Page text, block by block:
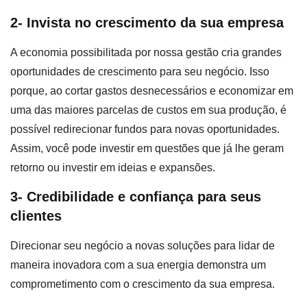
2- Invista no crescimento da sua empresa
A economia possibilitada por nossa gestão cria grandes
oportunidades de crescimento para seu negócio. Isso
porque, ao cortar gastos desnecessários e economizar em
uma das maiores parcelas de custos em sua produção, é
possível redirecionar fundos para novas oportunidades.
Assim, você pode investir em questões que já lhe geram
retorno ou investir em ideias e expansões.
3- Credibilidade e confiança para seus
clientes
Direcionar seu negócio a novas soluções para lidar de
maneira inovadora com a sua energia demonstra um
comprometimento com o crescimento da sua empresa.